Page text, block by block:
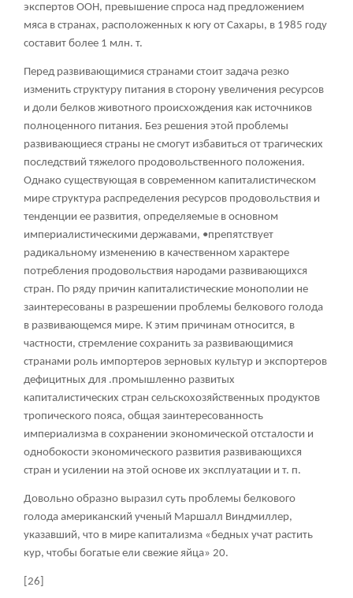
экспертов ООН, превышение спроса над предложением
мяса в странах, расположенных к югу от Сахары, в 1985 году
составит более 1 млн. т.
Перед развивающимися странами стоит задача резко
изменить структуру питания в сторону увеличения ресурсов
и доли белков животного происхождения как источников
полноценного питания. Без решения этой проблемы
развивающиеся страны не смогут избавиться от трагических
последствий тяжелого продовольственного положения.
Однако существующая в современном капиталистическом
мире структура распределения ресурсов продовольствия и
тенденции ее развития, определяемые в основном
империалистическими державами, •препятствует
радикальному изменению в качественном характере
потребления продовольствия народами развивающихся
стран. По ряду причин капиталистические монополии не
заинтересованы в разрешении проблемы белкового голода
в развивающемся мире. К этим причинам относится, в
частности, стремление сохранить за развивающимися
странами роль импортеров зерновых культур и экспортеров
дефицитных для .промышленно развитых
капиталистических стран сельскохозяйственных продуктов
тропического пояса, общая заинтересованность
империализма в сохранении экономической отсталости и
однобокости экономического развития развивающихся
стран и усилении на этой основе их эксплуатации и т. п.
Довольно образно выразил суть проблемы белкового
голода американский ученый Маршалл Виндмиллер,
указавший, что в мире капитализма «бедных учат растить
кур, чтобы богатые ели свежие яйца» 20.
[26]